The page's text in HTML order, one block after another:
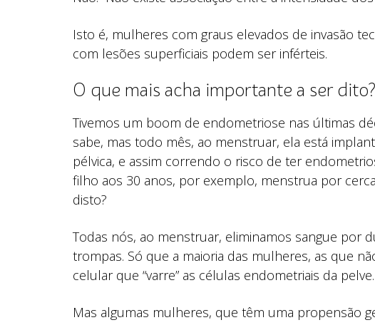
Isto é, mulheres com graus elevados de invasão
com lesões superficiais podem ser inférteis.
O que mais acha importante a ser
Tivemos um boom de endometriose nas últimas
sabe, mas todo mês, ao menstruar, ela está
pélvica, e assim correndo o risco de ter
filho aos 30 anos, por exemplo, menstrua por
disto?
Todas nós, ao menstruar, eliminamos sangue por
trompas. Só que a maioria das mulheres, as que
celular que “varre” as células endometriais da pelve.
Mas algumas mulheres, que têm uma propensão